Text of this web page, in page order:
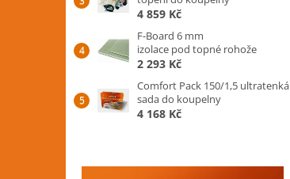
4 859 Kč
F-Board 6 mm
izolace pod topné rohože
2 293 Kč
Comfort Pack 150/1,5 ultratenká
sada do koupelny
4 168 Kč